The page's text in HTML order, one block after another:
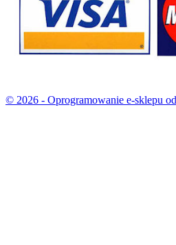
© 2026 - Oprogramowanie e-sklepu